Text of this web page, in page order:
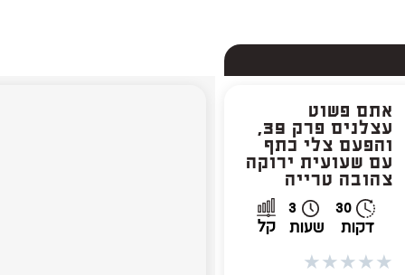
אתם פשוט
עצלנים פרק 39,
והפעם צלי כתף
עם שעועית ירוקה
צהובה טרייה
30
דקות
3
שעות
קל
★
★
★
★
★